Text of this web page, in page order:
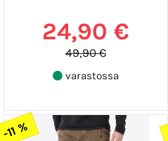
24,90 €
49,90 €
varastossa
-11 %